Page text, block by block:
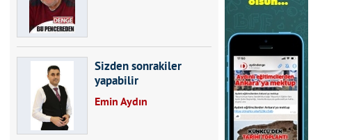
Sizden sonrakiler
yapabilir
Emin Aydın